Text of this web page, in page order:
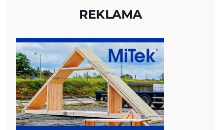
REKLAMA